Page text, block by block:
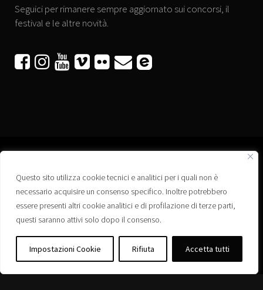
Questo sito utilizza cookie tecnici e analitici per i quali non è
necessario acquisire un consenso specifico. Inoltre potrebbero
essere presenti altri cookie analitici e di profilazione di terze parti,
questi saranno attivi solo dopo il consenso.
Impostazioni Cookie Rifiuta Accetta tutti
Seguici per rimanere sempre aggiornato sui concorsi, il
festival e le altre novità.
     
Associazione “Corti a Ponte” APS
Via Wagner, 42 - 35020 Ponte San Nicolò (PD)
C.F. 92223660280
Privacy policy
Registro delle Associazioni di Promozione Sociale – Regione Veneto –
Iscrizione n. PS/PD0364
Albo delle Associazioni – Comune di Ponte San Nicolò – Iscrizione n. 77